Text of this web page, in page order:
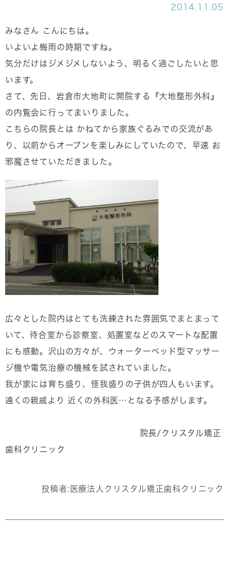
2014.11.05
みなさん こんにちは。
いよいよ梅雨の時期ですね。
気分だけはジメジメしないよう、明るく過ごしたいと思
います。
さて、先日、岩倉市大地町に開院する『大地整形外科』
の内覧会に行ってまいりました。
こちらの院長とは かねてから家族ぐるみでの交流があ
り、以前からオープンを楽しみにしていたので、早速 お
邪魔させていただきました。
広々とした院内はとても洗練された雰囲気でまとまって
いて、待合室から診察室、処置室などのスマートな配置
にも感動。沢山の方々が、ウォーターベッド型マッサー
ジ機や電気治療の機械を試されていました。
我が家には育ち盛り、怪我盛りの子供が四人もいます。
遠くの親戚より 近くの外科医…となる予感がします。
院長/クリスタル矯正
歯科クリニック
投稿者: 医療法人クリスタル矯正歯科クリニック